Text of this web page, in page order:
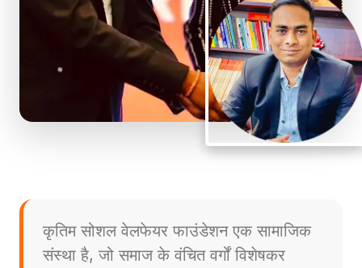
कृतिम सोशल वेलफेयर फाउंडेशन एक सामाजिक
संस्था है, जो समाज के वंचित वर्गों विशेषकर